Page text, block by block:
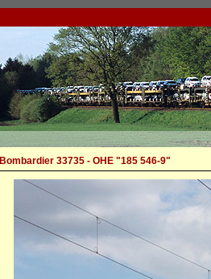
Bombardier 33735 - OHE "185 546-9"